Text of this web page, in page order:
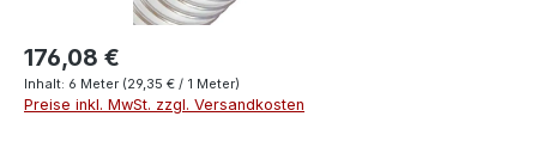
176,08 €
Inhalt: 6 Meter (29,35 € / 1 Meter)
Preise inkl. MwSt. zzgl. Versandkosten